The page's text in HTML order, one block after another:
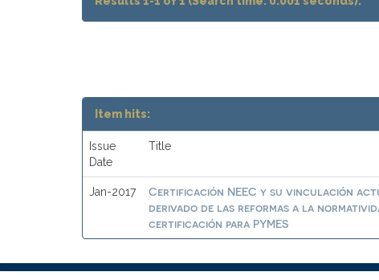
Item hits:
Issue
Date
Title
Jan-2017
Certificación NEEC y su vinculación
derivado de las reformas a la
certificación para PYMES